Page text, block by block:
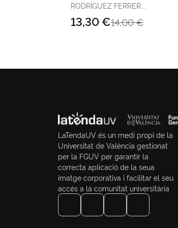
RODRÍGUEZ FERRER,
14,00 €
13,30 €
LaTendaUV és un medi propi de la
Universitat de València gestionat
per la FGUV per garantir la
correcta aplicació de la seua
imatge corporativa i facilitar el seu
accés a la comunitat universitària